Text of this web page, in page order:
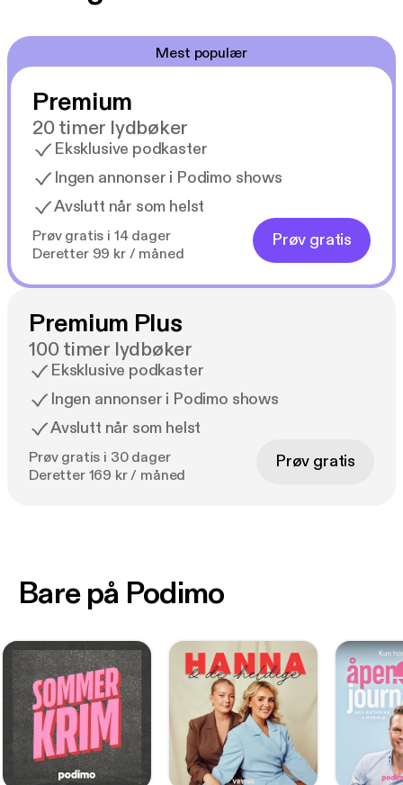
Mest populær
Premium
20 timer lydbøker
Eksklusive podkaster
Ingen annonser i Podimo shows
Avslutt når som helst
Prøv gratis i 14 dager
Deretter 99 kr / måned
Prøv gratis
Premium Plus
100 timer lydbøker
Eksklusive podkaster
Ingen annonser i Podimo shows
Avslutt når som helst
Prøv gratis i 30 dager
Deretter 169 kr / måned
Prøv gratis
Bare på Podimo